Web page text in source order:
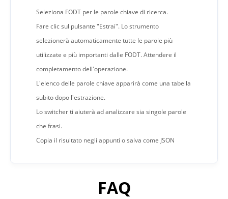
Seleziona FODT per le parole chiave di ricerca.
Fare clic sul pulsante "Estrai". Lo strumento
selezionerà automaticamente tutte le parole più
utilizzate e più importanti dalle FODT. Attendere il
completamento dell'operazione.
L'elenco delle parole chiave apparirà come una tabella
subito dopo l'estrazione.
Lo switcher ti aiuterà ad analizzare sia singole parole
che frasi.
Copia il risultato negli appunti o salva come JSON
FAQ